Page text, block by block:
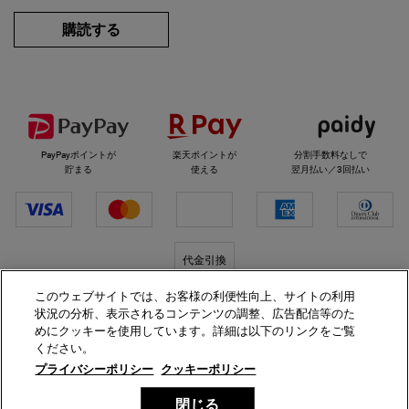
購読する
PayPayポイントが
貯まる
楽天ポイントが
使える
分割手数料なしで
翌月払い／3回払い
代金引換
キールズをフォロー
このウェブサイトでは、お客様の利便性向上、サイトの利用
状況の分析、表示されるコンテンツの調整、広告配信等のた
めにクッキーを使用しています。詳細は以下のリンクをご覧
ください。
プライバシーポリシー クッキーポリシー
閉じる